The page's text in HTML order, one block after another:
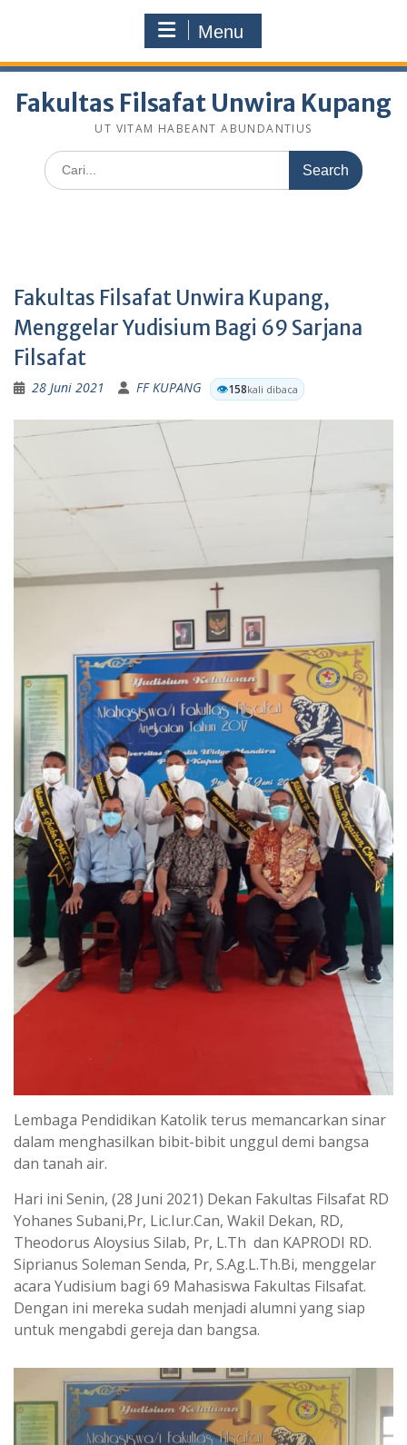
fakultasfilsafatunwirakupang@gmail.com
Selamat Datang Di Website Resmi Fakultas Filsafat
Fakultas Filsafat Unwira Kupang
UT VITAM HABEANT ABUNDANTIUS
Search
for:
Menu
Fakultas Filsafat Unwira Kupang,
Menggelar Yudisium Bagi 69 Sarjana
Filsafat
28 Juni 2021 FF KUPANG 👁️158kali dibaca
Lembaga Pendidikan Katolik terus memancarkan sinar
dalam menghasilkan bibit-bibit unggul demi bangsa
dan tanah air.
Hari ini Senin, (28 Juni 2021) Dekan Fakultas Filsafat RD
Yohanes Subani,Pr, Lic.Iur.Can, Wakil Dekan, RD,
Theodorus Aloysius Silab, Pr, L.Th dan KAPRODI RD.
Siprianus Soleman Senda, Pr, S.Ag.L.Th.Bi, menggelar
acara Yudisium bagi 69 Mahasiswa Fakultas Filsafat.
Dengan ini mereka sudah menjadi alumni yang siap
untuk mengabdi gereja dan bangsa.